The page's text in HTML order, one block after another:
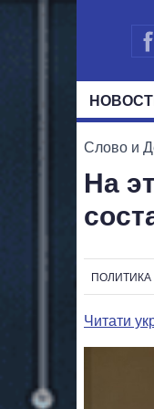
Слово и
На
ПОЛИТИКА
Читати